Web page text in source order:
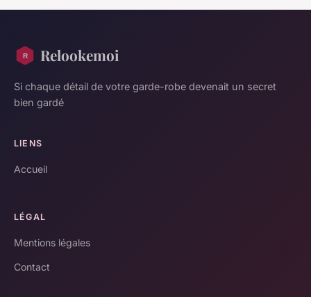
Relookemoi
Si chaque détail de votre garde-robe devenait un secret
bien gardé
LIENS
Accueil
LÉGAL
Mentions légales
Contact